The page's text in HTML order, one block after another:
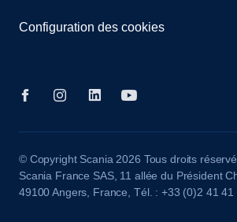
Configuration des cookies
© Copyright Scania 2026 Tous droits
Scania France SAS, 11 allée du Président
49100 Angers, France, Tél. : +33 (0)2 41 41